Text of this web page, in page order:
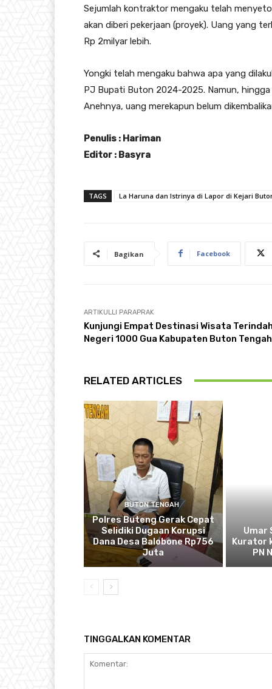
Sejumlah kontraktor mengaku telah
akan diberi pekerjaan (proyek). Uang yang
Rp 2milyar lebih.
Yongki telah mengaku bahwa apa yang
PJ Bupati Buton 2024-2025. Namun,
Anehnya, uang merekapun belum
Penulis : Hariman
Editor : Basyra
TAGS La Haruna dan Istrinya di Lapor di Kejari
Bagikan Facebook
ARTIKULLI PARAPRAK
Kunjungi Empat Destinasi Wisata
Negeri 1000 Gua Kabupaten Buton Tengah
RELATED ARTICLES
BUTON TENGAH
Polres Buteng Gerak Cepat
Selidiki Dugaan Korupsi
Dana Desa Balobone Rp756
Juta
Umar
Kurator
PN
TINGGALKAN KOMENTAR